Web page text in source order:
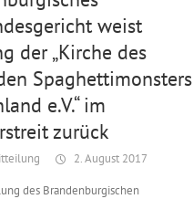
weist
der „Kirche des
Spaghettimonsters
e.V.“ im
zurück
2. August 2017
des Brandenburgischen